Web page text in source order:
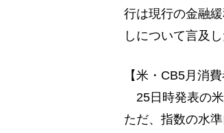
行は現行の金融
しについて言及
【米・CB5月消
25日時発表の米
ただ、指数の水